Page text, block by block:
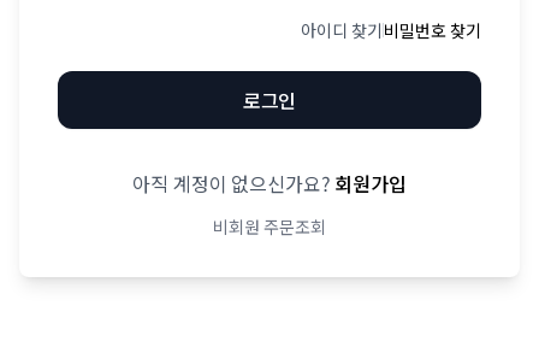
아이디 찾기비밀번호 찾기
로그인
아직 계정이 없으신가요? 회원가입
비회원 주문조회